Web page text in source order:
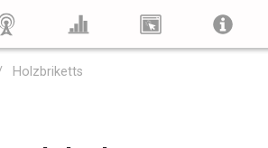
Holzbriketts